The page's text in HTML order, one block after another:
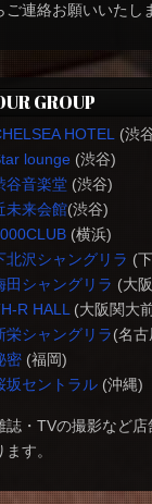
ご連絡お願いいたし
GROUP
HOTEL
(渋
lounge(渋谷)
谷音楽堂(渋谷)
未来会館(渋谷)
(横浜)
北沢シャングリラ (
田シャングリラ (大
R HALL (大阪関大
栄シャングリラ(名古
密(福岡)
坂セントラル(沖縄)
誌・TVの撮影など
ます。